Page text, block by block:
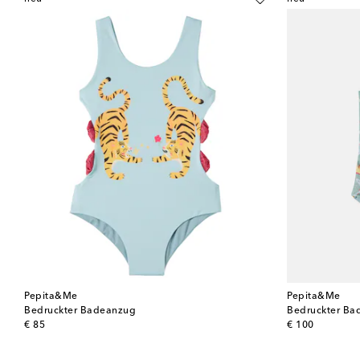
Pepita&Me
Bedruckter Badeanzug
€ 85
original price
Pepita&Me
Bedruckter
€ 100
original price